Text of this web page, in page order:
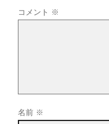
コメント ※
名前 ※